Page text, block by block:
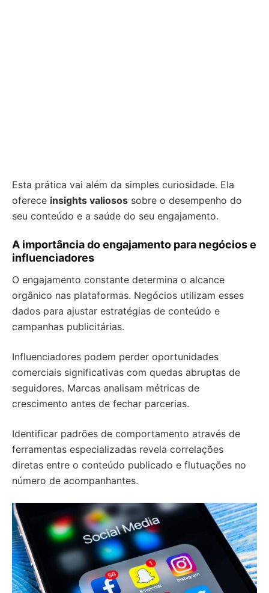
Esta prática vai além da simples curiosidade. Ela
oferece insights valiosos sobre o desempenho do
seu conteúdo e a saúde do seu engajamento.
A importância do engajamento para negócios e
influenciadores
O engajamento constante determina o alcance
orgânico nas plataformas. Negócios utilizam esses
dados para ajustar estratégias de conteúdo e
campanhas publicitárias.
Influenciadores podem perder oportunidades
comerciais significativas com quedas abruptas de
seguidores. Marcas analisam métricas de
crescimento antes de fechar parcerias.
Identificar padrões de comportamento através de
ferramentas especializadas revela correlações
diretas entre o conteúdo publicado e flutuações no
número de acompanhantes.